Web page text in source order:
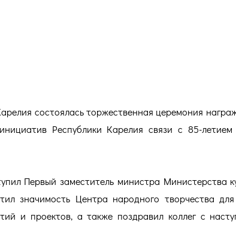
состоялась торжественная церемония
Республики Карелия связи с 85-
Первый заместитель министра Министерства
значимость Центра народного творчества
и проектов, а также поздравил коллег с